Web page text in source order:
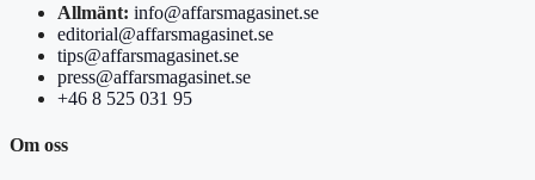
Allmänt: info@affarsmagasinet.se
editorial@affarsmagasinet.se
tips@affarsmagasinet.se
press@affarsmagasinet.se
+46 8 525 031 95
Om oss